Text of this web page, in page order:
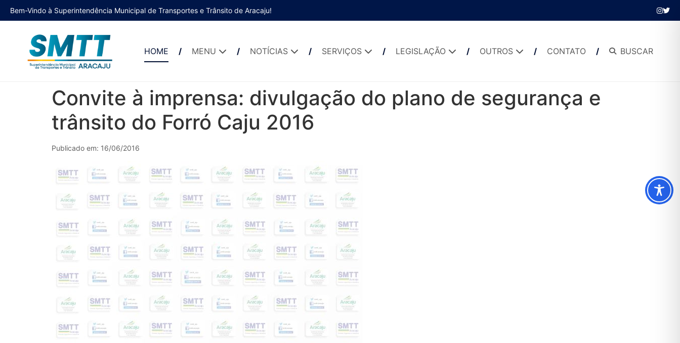
Bem-Vindo à Superintendência Municipal de Transportes e Trânsito de Aracaju!
HOME MENU NOTÍCIAS SERVIÇOS LEGISLAÇÃO OUTROS CONTATO BUSCAR
Convite à imprensa: divulgação do plano de segurança e
trânsito do Forró Caju 2016
Publicado em: 16/06/2016